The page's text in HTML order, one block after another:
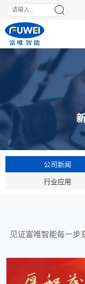
公司新闻
行业应用
见证富唯智能每一